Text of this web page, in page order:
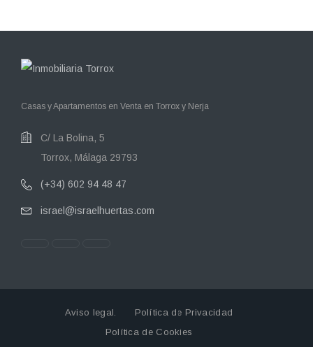
Casas y Apartamentos en Venta en Torrox y Nerja
C/ La Bolina, 5
Torrox, Málaga 29793
(+34) 602 94 48 47
israel@israelhuertas.com
Aviso legal.
Política de Privacidad
Política de Cookies